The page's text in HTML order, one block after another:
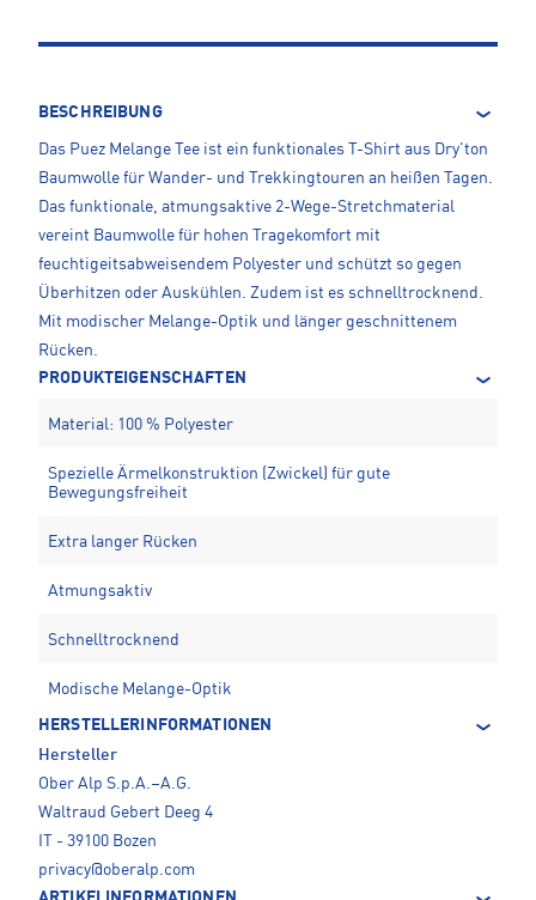
BESCHREIBUNG
Das Puez Melange Tee ist ein funktionales T-Shirt aus Dry'ton
Baumwolle für Wander- und Trekkingtouren an heißen Tagen.
Das funktionale, atmungsaktive 2-Wege-Stretchmaterial
vereint Baumwolle für hohen Tragekomfort mit
feuchtigeitsabweisendem Polyester und schützt so gegen
Überhitzen oder Auskühlen. Zudem ist es schnelltrocknend.
Mit modischer Melange-Optik und länger geschnittenem
Rücken.
PRODUKTEIGENSCHAFTEN
Material: 100 % Polyester
Spezielle Ärmelkonstruktion (Zwickel) für gute
Bewegungsfreiheit
Extra langer Rücken
Atmungsaktiv
Schnelltrocknend
Modische Melange-Optik
HERSTELLERINFORMATIONEN
Hersteller
Ober Alp S.p.A.–A.G.
Waltraud Gebert Deeg 4
IT - 39100 Bozen
privacy@oberalp.com